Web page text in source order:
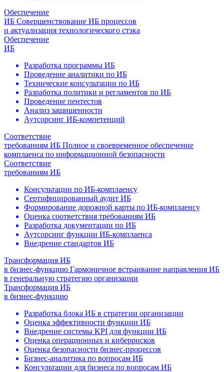
Обеспечение
ИБ Совершенствование ИБ процессов
и актуализация технологического стэка
Обеспечение
ИБ
Разработка программы ИБ
Проведение аналитики по ИБ
Технические консультации по ИБ
Разработка политики и регламентов по ИБ
Проведение пентестов
Анализ защищенности
Аутсорсинг ИБ-компетенций
Соответствие
требованиям ИБ Полное и своевременное обеспечение
комплаенса по информационной безопасности
Соответствие
требованиям ИБ
Консультации по ИБ-комплаенсу
Сертифицированный аудит ИБ
Формирование дорожной карты по ИБ-комплаенсу
Оценка соответствия требованиям ИБ
Разработка документации по ИБ
Аутсорсинг функции ИБ-комплаенса
Внедрение стандартов ИБ
Трансформация ИБ
в бизнес-функцию Гармоничное встраивание направления ИБ
в генеральную стратегию организации
Трансформация ИБ
в бизнес-функцию
Разработка блока ИБ в стратегии организации
Оценка эффективности функции ИБ
Внедрение системы KPI для функции ИБ
Оценка операционных и киберрисков
Оценка безопасности бизнес-процессов
Бизнес-аналитика по вопросам ИБ
Консультации для бизнеса по вопросам ИБ